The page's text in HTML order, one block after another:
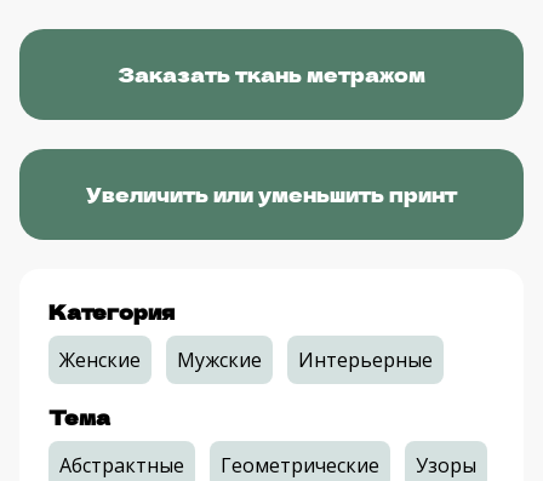
Заказать ткань метражом
Увеличить или уменьшить принт
Категория
Женские Мужские Интерьерные
Тема
Абстрактные Геометрические Узоры